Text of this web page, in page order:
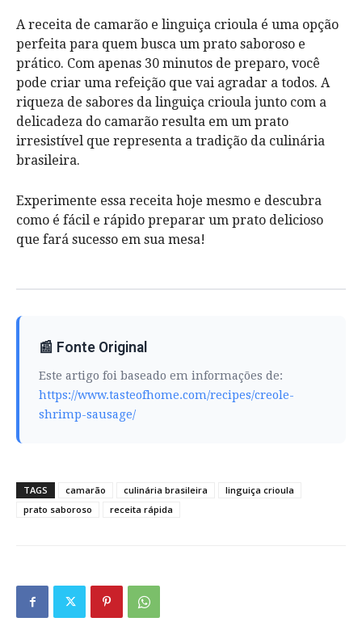
A receita de camarão e linguiça crioula é uma opção
perfeita para quem busca um prato saboroso e
prático. Com apenas 30 minutos de preparo, você
pode criar uma refeição que vai agradar a todos. A
riqueza de sabores da linguiça crioula junto com a
delicadeza do camarão resulta em um prato
irresistível que representa a tradição da culinária
brasileira.
Experimente essa receita hoje mesmo e descubra
como é fácil e rápido preparar um prato delicioso
que fará sucesso em sua mesa!
📰 Fonte Original
Este artigo foi baseado em informações de:
https://www.tasteofhome.com/recipes/creole-
shrimp-sausage/
TAGS camarão culinária brasileira
linguiça crioula
prato saboroso
receita rápida